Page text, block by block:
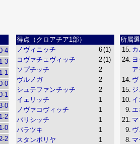
4
1-3
1-1
0
1
0
1-2
1-0
2
得点（クロアチア1部）
ノヴィニッチ
6(1)
コヴァチェヴィッチ
2(1)
ソプチッチ
2
ヴルノガ
2
シュテファンチッチ
2
イェリッチ
1
ノヴァコヴィッチ
1
バリシッチ
1
パラツキ
1
スタンボリヤ
1
所属
15. カ
24.
14.
15.
10.
9.
21.
9.
8.